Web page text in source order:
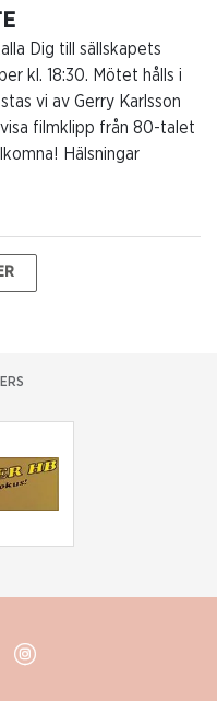
Dig till sällskapets
kl. 18:30. Mötet hålls i
vi av Gerry Karlsson
filmklipp från 80-talet
Hälsningar